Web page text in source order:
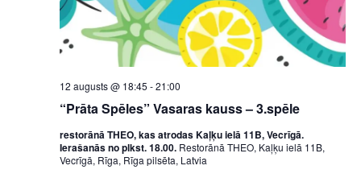
“Prāta Spēles” Vasaras kauss – 3.spēle
12 augusts @ 18:45 -21:00
restorānā THEO, kas atrodas Kaļķu ielā 11B, Vecrīgā.
Ierašanās no plkst. 18.00. Restorānā THEO, Kaļķu ielā 11B,
Vecrīgā, Rīga, Rīga pilsēta, Latvia